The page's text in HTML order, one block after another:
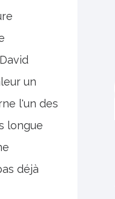
un
l'un des
longue
déjà